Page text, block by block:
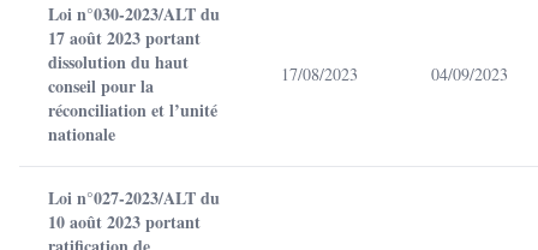
Loi n°030-2023/ALT du
17 août 2023 portant
dissolution du haut
conseil pour la
réconciliation et l’unité
nationale
17/08/2023 04/09/2023
Loi n°027-2023/ALT du
10 août 2023 portant